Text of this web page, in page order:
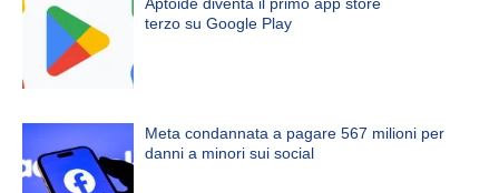
terzo su Google Play
Meta condannata a pagare 567 milioni per
danni a minori sui social